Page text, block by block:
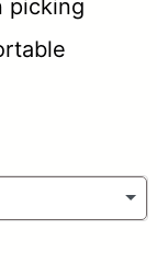
picking